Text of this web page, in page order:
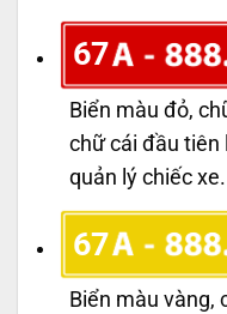
67
Biển màu đỏ,
chữ cái đầu tiên
quản lý chiếc xe.
67
Biển màu vàng,